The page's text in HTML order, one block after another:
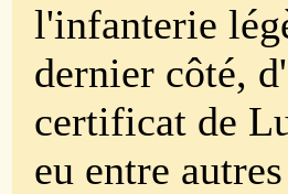
l'infanterie
dernier côté,
certificat de
eu entre autres